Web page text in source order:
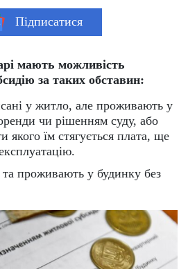
Підписатися
мають можливість
за таких обставин:
у житло, але проживають у
чи рішенням суду, або
якого їм стягується плата, ще
проживають у будинку без